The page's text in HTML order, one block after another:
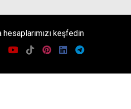
keşfedin